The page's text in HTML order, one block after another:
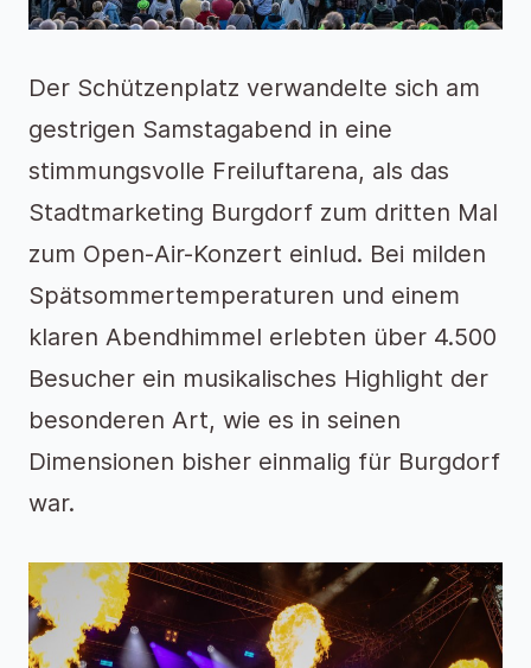
Der Schützenplatz verwandelte sich am
gestrigen Samstagabend in eine
stimmungsvolle Freiluftarena, als das
Stadtmarketing Burgdorf zum dritten Mal
zum Open-Air-Konzert einlud. Bei milden
Spätsommertemperaturen und einem
klaren Abendhimmel erlebten über 4.500
Besucher ein musikalisches Highlight der
besonderen Art, wie es in seinen
Dimensionen bisher einmalig für Burgdorf
war.